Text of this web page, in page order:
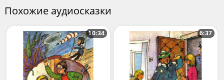
Похожие аудиосказки
10:34 6:37